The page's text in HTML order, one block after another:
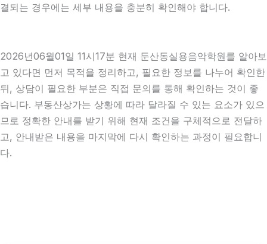
결되는 경우에는 세부 내용을 충분히 확인해야 합니다.
2026년06월01일 11시17분 현재 둔산동실용음악학원를 알아보
고 있다면 먼저 목적을 정리하고, 필요한 정보를 나누어 확인한
뒤, 상담이 필요한 부분은 직접 문의를 통해 확인하는 것이 좋
습니다. 부동산상가는 상황에 따라 달라질 수 있는 요소가 있으
므로 정확한 안내를 받기 위해 현재 조건을 구체적으로 전달하
고, 안내받은 내용을 마지막에 다시 확인하는 과정이 필요합니
다.